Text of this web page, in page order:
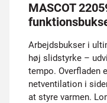
MASCOT
Arbejdsbukser i
høj slidstyrke –
tempo. Overfladen
netventilation i
at styre varmen.